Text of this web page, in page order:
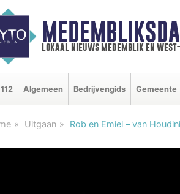
lokaal nieuws medemblik en
112 Algemeen Bedrijvengids Gemeente
Uitgaan Rob en Emiel – van